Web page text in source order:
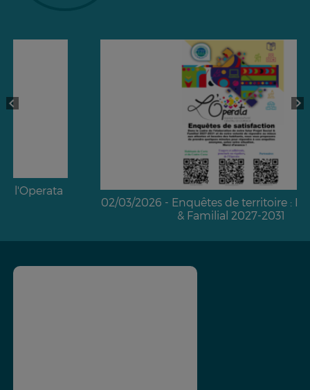
02/03/2026 - Enquêtes de territoire : Projet Social
& Familial 2027-2031